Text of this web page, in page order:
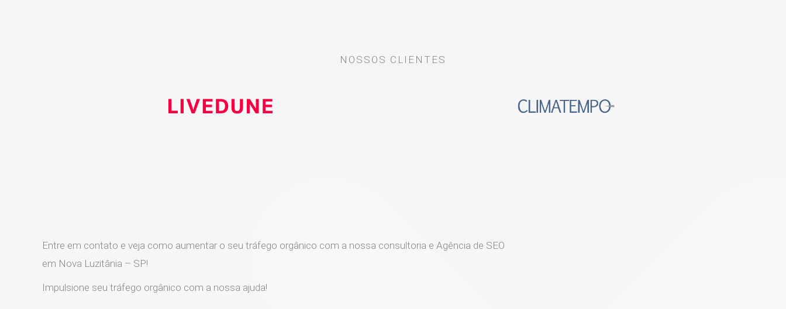
NOSSOS CLIENTES
Entre em contato e veja como aumentar o seu tráfego orgânico com a nossa consultoria e Agência de SEO
em Nova Luzitânia – SP!
Impulsione seu tráfego orgânico com a nossa ajuda!